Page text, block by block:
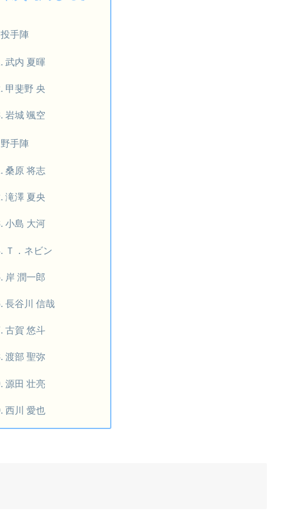
投手陣
武内 夏暉
甲斐野 央
岩城 颯空
野手陣
桑原 将志
滝澤 夏央
小島 大河
Ｔ．ネビン
岸 潤一郎
長谷川 信哉
古賀 悠斗
渡部 聖弥
源田 壮亮
西川 愛也